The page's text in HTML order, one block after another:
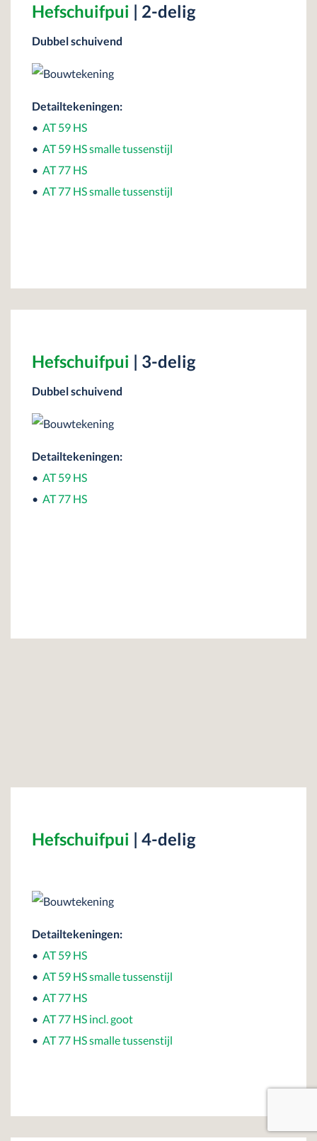
Hefschuifpui | 2-delig
Dubbel schuivend
Detailtekeningen:
• AT 59 HS
• AT 59 HS smalle tussenstijl
• AT 77 HS
• AT 77 HS smalle tussenstijl
Hefschuifpui | 3-delig
Dubbel schuivend
Detailtekeningen:
• AT 59 HS
• AT 77 HS
Hefschuifpui | 4-delig
Detailtekeningen:
• AT 59 HS
• AT 59 HS smalle tussenstijl
• AT 77 HS
• AT 77 HS incl. goot
• AT 77 HS smalle tussenstijl